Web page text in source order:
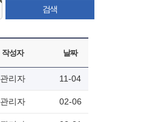
작성자 날짜
관리자 11-04
관리자 02-06